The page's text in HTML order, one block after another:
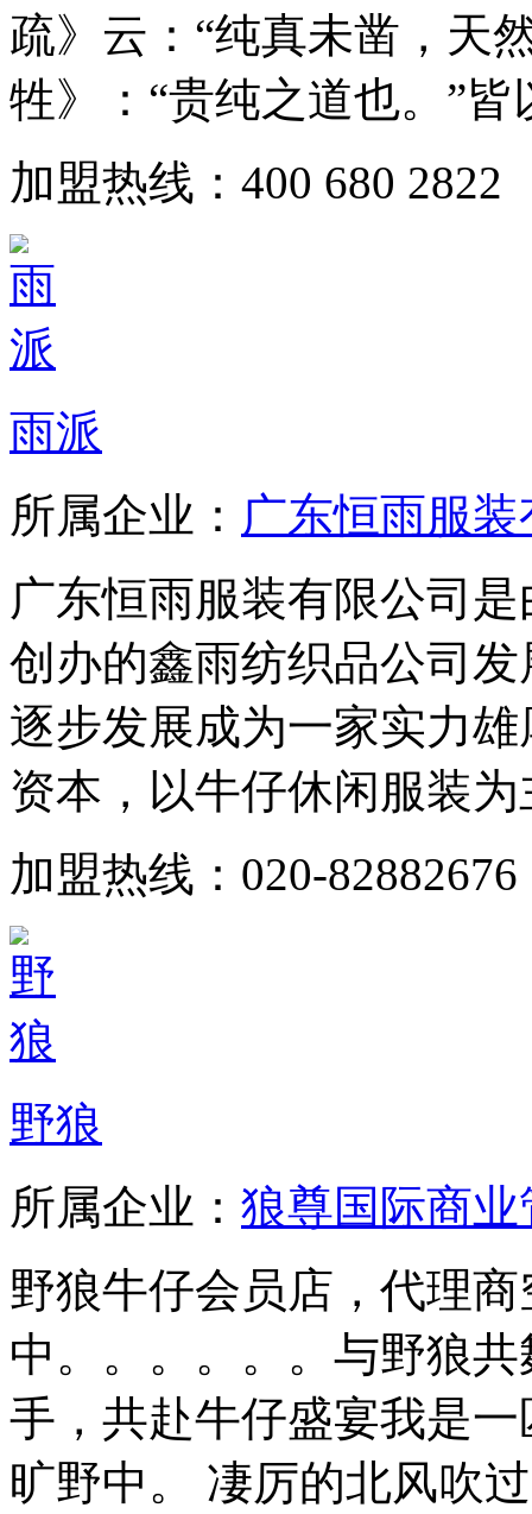
疏》云：“纯真未凿，天
牲》：“贵纯之道也。”皆
加盟热线：400 680 2822
雨派
所属企业： 广东恒雨服
广东恒雨服装有限公司
创办的鑫雨纺织品公司
逐步发展成为一家实力
资本，以牛仔休闲服装为
加盟热线：020-82882676
野狼
所属企业： 狼尊国际商
野狼牛仔会员店，代理
中。。。。。。与野狼
手，共赴牛仔盛宴我是
旷野中。 凄厉的北风吹